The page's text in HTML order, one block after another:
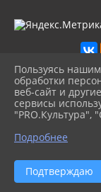
2026 г.
Вход
Карта сайта
Политика
Сделано на
Разработка и
Пользуясь
обработки
веб-сайт и
сервисы
"PRO.Культура",
Подробнее
Подтверждаю